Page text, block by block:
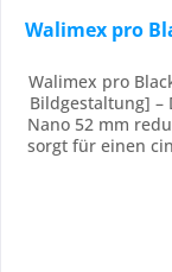
Walimex pro
Walimex pro
Bildgestaltung] –
Nano 52 mm
sorgt für einen
verträumte,